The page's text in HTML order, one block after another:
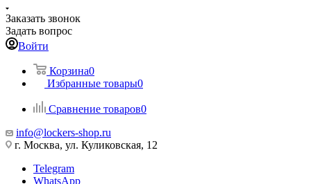
Заказать звонок
Задать вопрос
Войти
Корзина0
Избранные товары0
Сравнение товаров0
info@lockers-shop.ru
г. Москва, ул. Куликовская, 12
Telegram
WhatsApp